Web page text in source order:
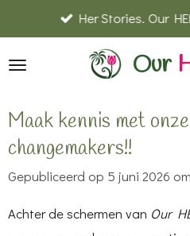
direct
naar
hoofdinhoud
Our
Her Stories. Our
Maak kennis met
changemakers!!
Gepubliceerd op 5 juni 2026
Achter de schermen van Our